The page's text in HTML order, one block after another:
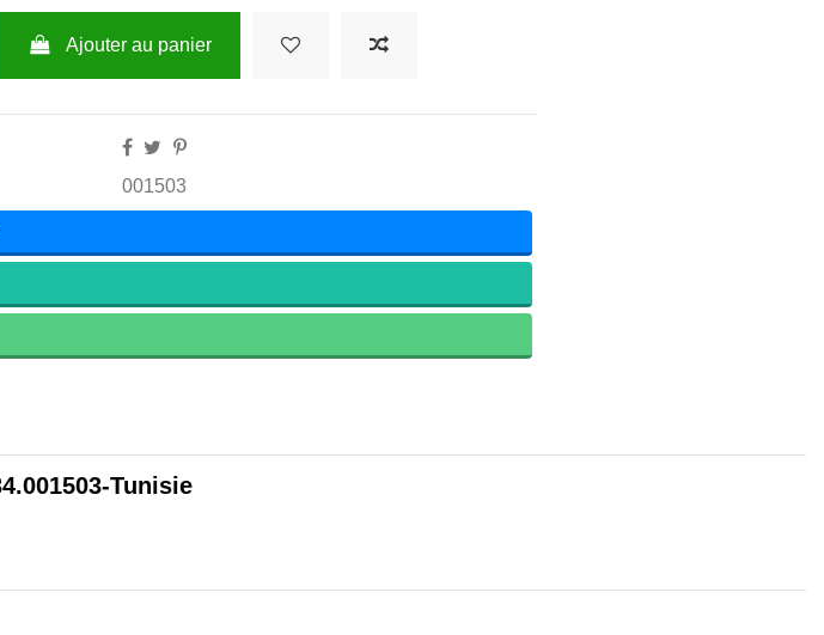
Ajouter au panier
001503
Tunisie